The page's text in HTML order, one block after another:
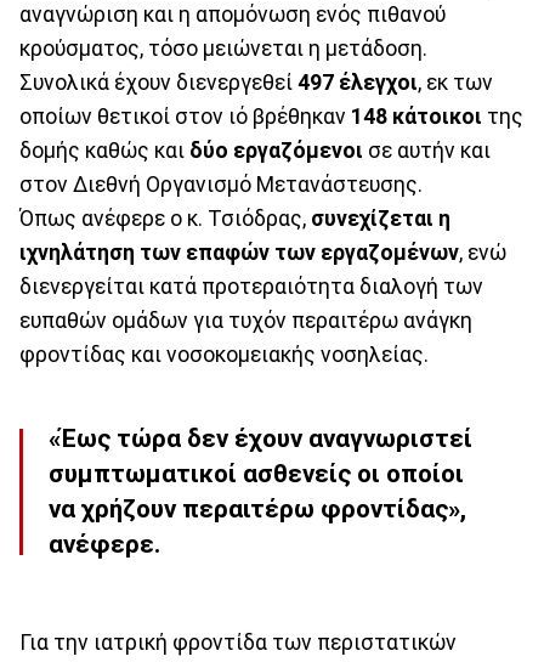
αναγνώριση και η απομόνωση ενός πιθανού
κρούσματος, τόσο μειώνεται η μετάδοση.
Συνολικά έχουν διενεργεθεί 497 έλεγχοι, εκ των
οποίων θετικοί στον ιό βρέθηκαν 148 κάτοικοι της
δομής καθώς και δύο εργαζόμενοι σε αυτήν και
στον Διεθνή Οργανισμό Μετανάστευσης.
Όπως ανέφερε ο κ. Τσιόδρας, συνεχίζεται η
ιχνηλάτηση των επαφών των εργαζομένων, ενώ
διενεργείται κατά προτεραιότητα διαλογή των
ευπαθών ομάδων για τυχόν περαιτέρω ανάγκη
φροντίδας και νοσοκομειακής νοσηλείας.
«Έως τώρα δεν έχουν αναγνωριστεί
συμπτωματικοί ασθενείς οι οποίοι
να χρήζουν περαιτέρω φροντίδας»,
ανέφερε.
Για την ιατρική φροντίδα των περιστατικών